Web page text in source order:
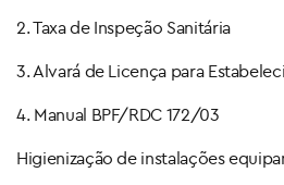
2. Taxa de Inspeção Sanitária
3. Alvará de Licença para
4. Manual BPF/RDC 172/03
Higienização de instalações